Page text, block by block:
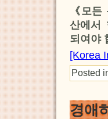
《모
산에서
되여야
[Korea
Posted
경애